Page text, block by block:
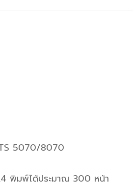
5070/8070
พิมพ์ได้ประมาณ 300 หน้า